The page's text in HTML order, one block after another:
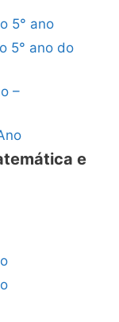
5° ano
5° ano do
–
e